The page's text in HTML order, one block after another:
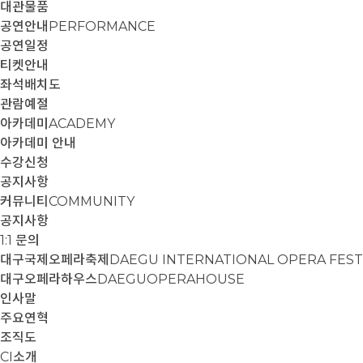
대관물품
공연안내 PERFORMANCE
공연일정
티켓안내
좌석배치도
관람예절
아카데미 ACADEMY
아카데미 안내
수강신청
공지사항
커뮤니티 COMMUNITY
공지사항
1:1 문의
대구국제오페라축제 DAEGU INTERNATIONAL OPERA
대구오페라하우스DAEGUOPERAHOUSE
인사말
주요연혁
조직도
CI소개